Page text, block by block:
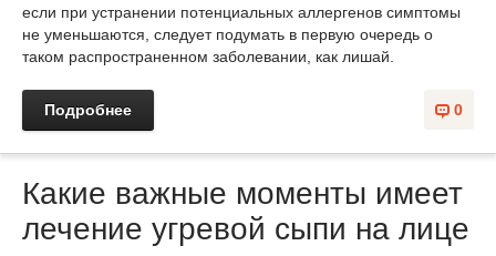
если при устранении потенциальных аллергенов симптомы
не уменьшаются, следует подумать в первую очередь о
таком распространенном заболевании, как лишай.
0
Подробнее
Какие важные моменты имеет
лечение угревой сыпи на лице